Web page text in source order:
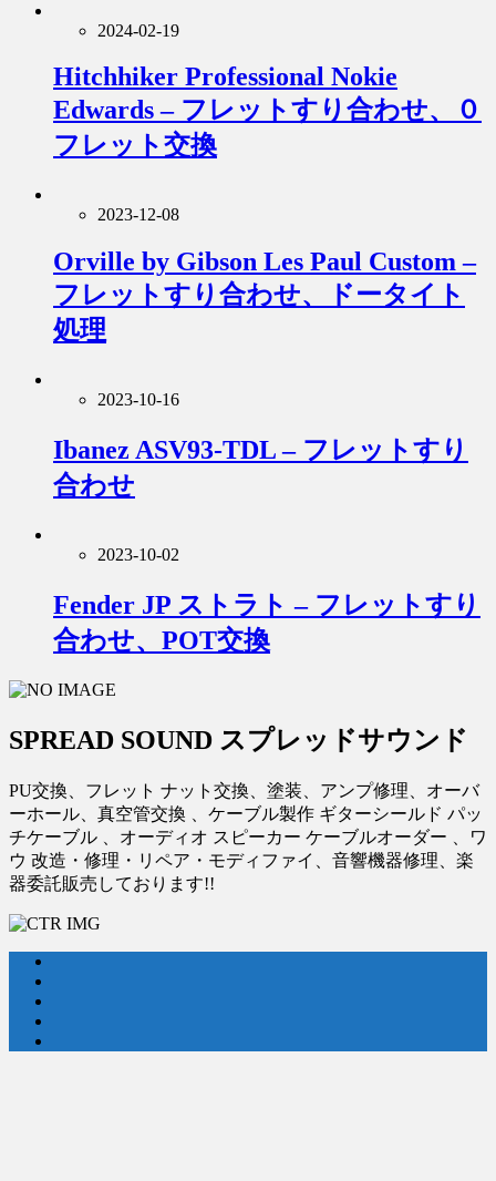
2024-02-19
Hitchhiker Professional Nokie
Edwards – フレットすり合わせ、０
フレット交換
2023-12-08
Orville by Gibson Les Paul Custom –
フレットすり合わせ、ドータイト
処理
2023-10-16
Ibanez ASV93-TDL – フレットすり
合わせ
2023-10-02
Fender JP ストラト – フレットすり
合わせ、POT交換
SPREAD SOUND スプレッドサウンド
PU交換、フレット ナット交換、塗装、アンプ修理、オーバ
ーホール、真空管交換 、ケーブル製作 ギターシールド パッ
チケーブル 、オーディオ スピーカー ケーブルオーダー 、ワ
ウ 改造・修理・リペア・モディファイ、音響機器修理、楽
器委託販売しております!!